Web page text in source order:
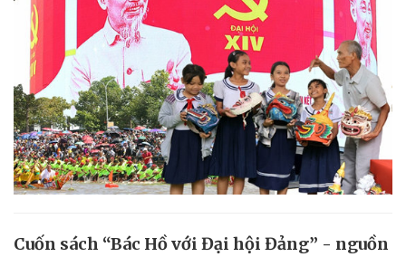
Cuốn sách “Bác Hồ với Đại hội Đảng” - nguồn